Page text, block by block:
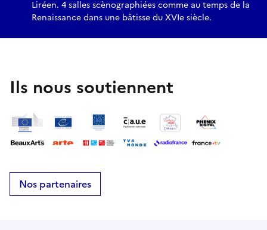
Liréen. 4 salles scènographiées comme au temps de la
Renaissance dans une bâtisse du XVIe siècle.
Ils nous soutiennent
Nos partenaires